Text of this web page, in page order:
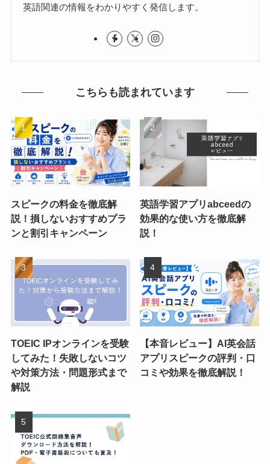
英語関連の情報をわかりやすく発信します。
こちらも読まれています
スピークの料金を徹底解
説！損しないおすすめプラ
ンと割引キャンペーン
英語学習アプリabceedの
効果的な使い方を徹底解
説！
TOEIC IPオンラインを受験
してみた！失敗しないコツ
や対策方法・問題形式まで
解説
【本音レビュー】AI英会話
アプリスピークの評判・口
コミや効果を徹底解説！